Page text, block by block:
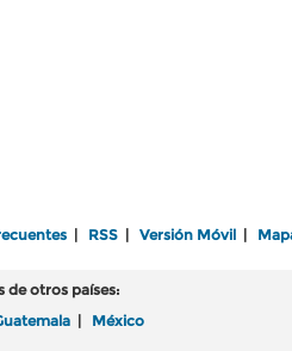
RSS Versión Móvil
de otros países:
México